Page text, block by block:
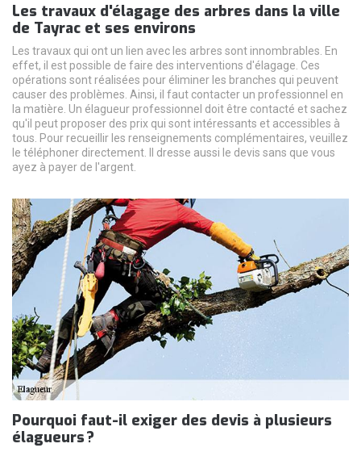
Les travaux d'élagage des arbres dans la ville
de Tayrac et ses environs
Les travaux qui ont un lien avec les arbres sont innombrables. En
effet, il est possible de faire des interventions d'élagage. Ces
opérations sont réalisées pour éliminer les branches qui peuvent
causer des problèmes. Ainsi, il faut contacter un professionnel en
la matière. Un élagueur professionnel doit être contacté et sachez
qu'il peut proposer des prix qui sont intéressants et accessibles à
tous. Pour recueillir les renseignements complémentaires, veuillez
le téléphoner directement. Il dresse aussi le devis sans que vous
ayez à payer de l'argent.
Pourquoi faut-il exiger des devis à plusieurs
élagueurs ?